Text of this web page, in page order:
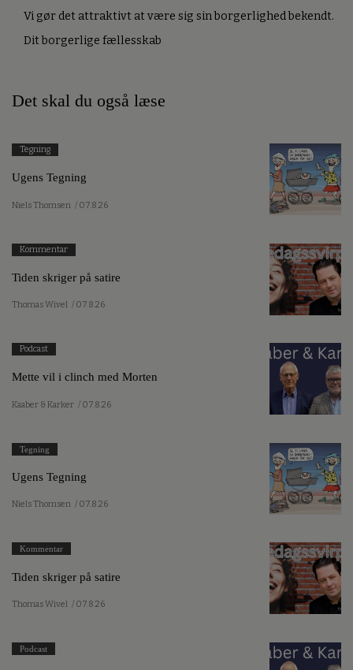
Vi gør det attraktivt at være sig sin borgerlighed bekendt.
Dit borgerlige fællesskab
Det skal du også læse
Tegning
Ugens Tegning
Niels Thomsen / 07.8.26
Kommentar
Tiden skriger på satire
Thomas Wivel / 07.8.26
Podcast
Mette vil i clinch med Morten
Kaaber & Karker / 07.8.26
Tegning
Ugens Tegning
Niels Thomsen / 07.8.26
Kommentar
Tiden skriger på satire
Thomas Wivel / 07.8.26
Podcast